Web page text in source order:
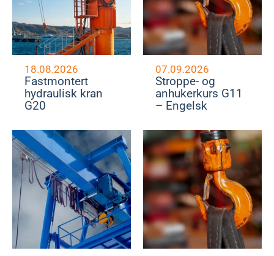
18.08.2026
Fastmontert
hydraulisk kran
G20
07.09.2026
Stroppe- og
anhukerkurs G11
– Engelsk